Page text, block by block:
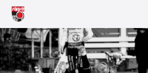
Siirry
sivun
sisältöön
Räpsä ry